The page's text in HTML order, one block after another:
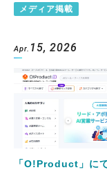
メディア掲載
Apr. 15, 2026
「O!Product」に